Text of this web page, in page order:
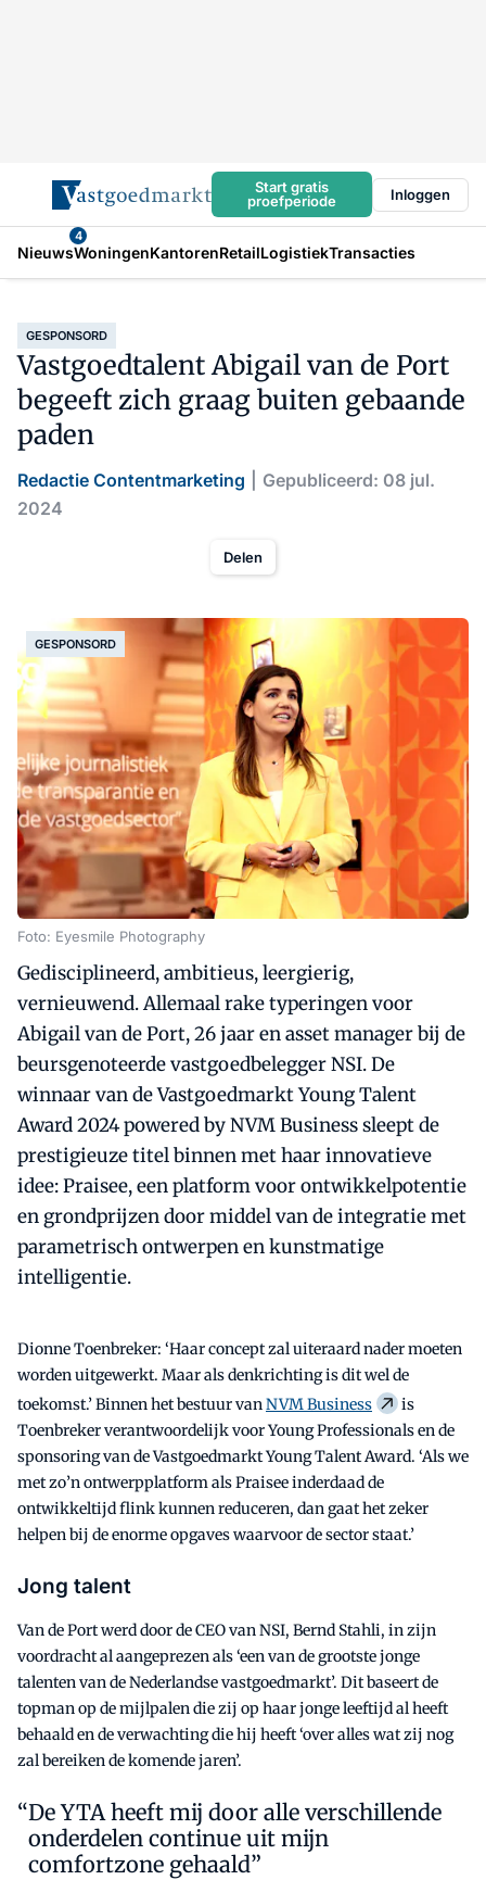
Start gratis
proefperiode
Inloggen
Nieuws
4
WoningenKantorenRetailLogistiekTransacties
GESPONSORD
Vastgoedtalent Abigail van de Port
begeeft zich graag buiten gebaande
paden
Redactie Contentmarketing
Gepubliceerd: 08 jul.
2024
Delen
GESPONSORD
Foto: Eyesmile Photography
Gedisciplineerd, ambitieus, leergierig,
vernieuwend. Allemaal rake typeringen voor
Abigail van de Port, 26 jaar en asset manager bij de
beursgenoteerde vastgoedbelegger NSI. De
winnaar van de Vastgoedmarkt Young Talent
Award 2024 powered by NVM Business sleept de
prestigieuze titel binnen met haar innovatieve
idee: Praisee, een platform voor ontwikkelpotentie
en grondprijzen door middel van de integratie met
parametrisch ontwerpen en kunstmatige
intelligentie.
Dionne Toenbreker: ‘Haar concept zal uiteraard nader moeten
worden uitgewerkt. Maar als denkrichting is dit wel de
toekomst.’ Binnen het bestuur vanNVM Business
is
Toenbreker verantwoordelijk voor Young Professionals en de
sponsoring van de Vastgoedmarkt Young Talent Award. ‘Als we
met zo’n ontwerpplatform als Praisee inderdaad de
ontwikkeltijd flink kunnen reduceren, dan gaat het zeker
helpen bij de enorme opgaves waarvoor de sector staat.’
Jong talent
Van de Port werd door de CEO van NSI, Bernd Stahli, in zijn
voordracht al aangeprezen als ‘een van de grootste jonge
talenten van de Nederlandse vastgoedmarkt’. Dit baseert de
topman op de mijlpalen die zij op haar jonge leeftijd al heeft
behaald en de verwachting die hij heeft ‘over alles wat zij nog
zal bereiken de komende jaren’.
De YTA heeft mij door alle verschillende
onderdelen continue uit mijn
comfortzone gehaald”